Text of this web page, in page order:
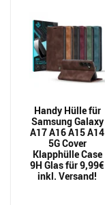
Handy Hülle für
Samsung Galaxy
A17 A16 A15 A14
5G Cover
Klapphülle Case
9H Glas für 9,99€
inkl. Versand!